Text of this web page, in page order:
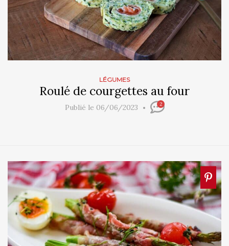
LÉGUMES
Roulé de courgettes au four
Publié le 06/06/2023 2